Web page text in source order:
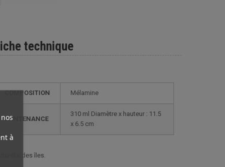
à
technique
COMPOSITION Mélamine
CONTENANCE
310 ml Diamètre x hauteur : 11.5
x 6.5 cm
des îles.